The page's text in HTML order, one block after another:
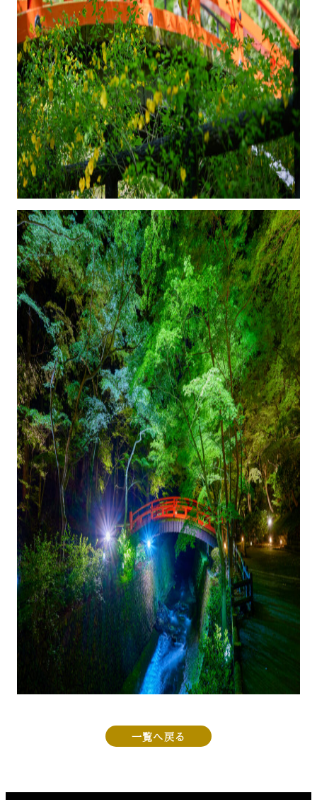
一覧へ戻る